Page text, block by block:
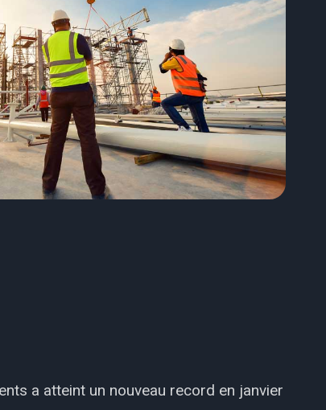
a atteint un nouveau record en janvier